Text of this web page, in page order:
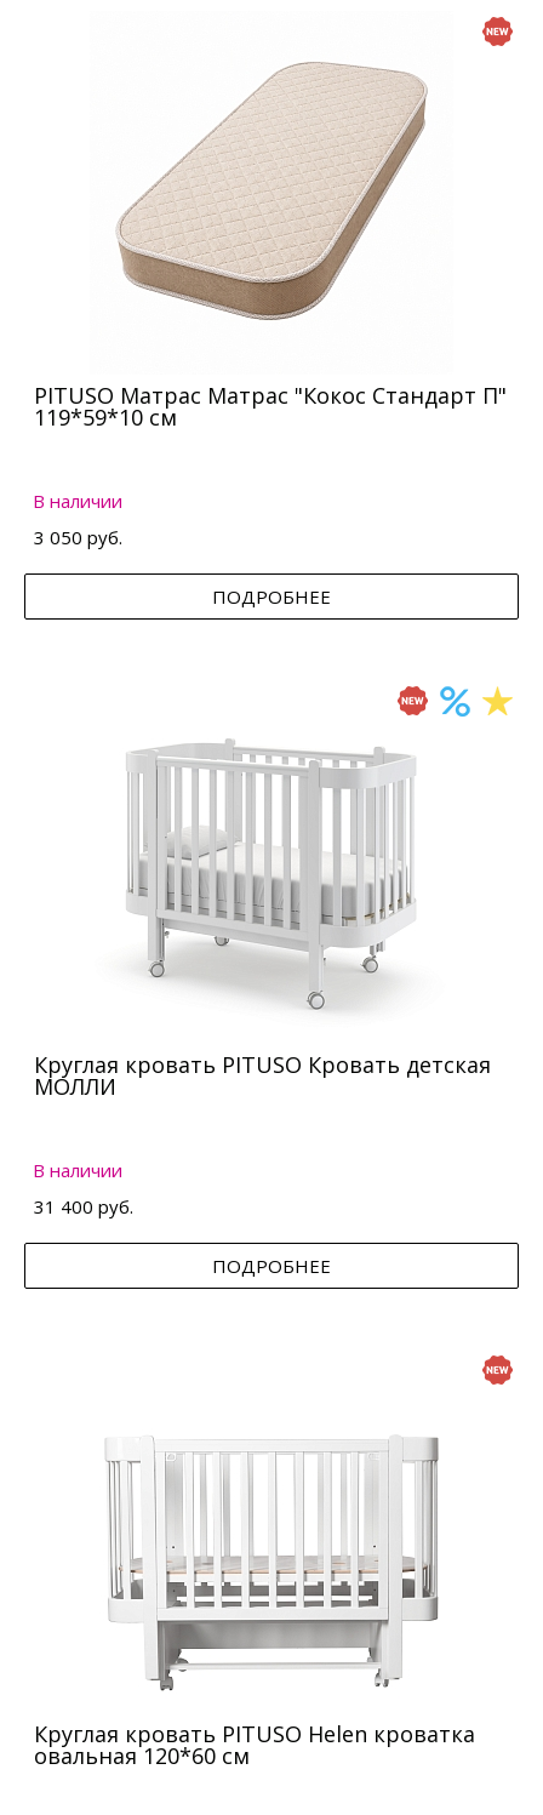
PITUSO Матрас Матрас "Кокос Стандарт П"
119*59*10 см
В наличии
3 050 руб.
ПОДРОБНЕЕ
Круглая кровать PITUSO Кровать детская
МОЛЛИ
В наличии
31 400 руб.
ПОДРОБНЕЕ
Круглая кровать PITUSO Helen кроватка
овальная 120*60 см